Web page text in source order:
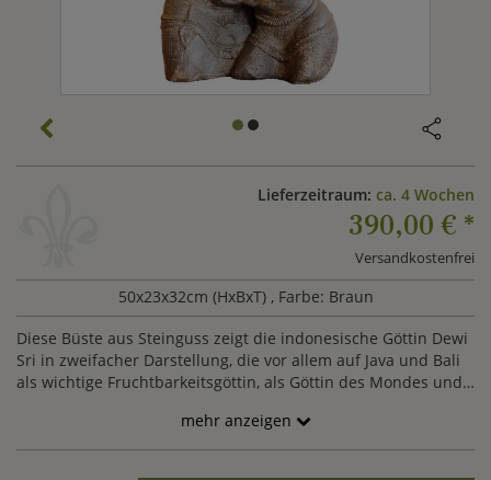
Lieferzeitraum: ca. 4 Wochen
390,00 € *
Versandkostenfrei
50x23x32cm (HxBxT) , Farbe: Braun
Diese Büste aus Steinguss zeigt die indonesische Göttin Dewi
Sri in zweifacher Darstellung, die vor allem auf Java und Bali
als wichtige Fruchtbarkeitsgöttin, als Göttin des Mondes und
die Nahrung der Menschen und sichert ihnen somit ihr
Überleben. Da Reis das Hauptnahrungsmittel dieser Region
mehr anzeigen